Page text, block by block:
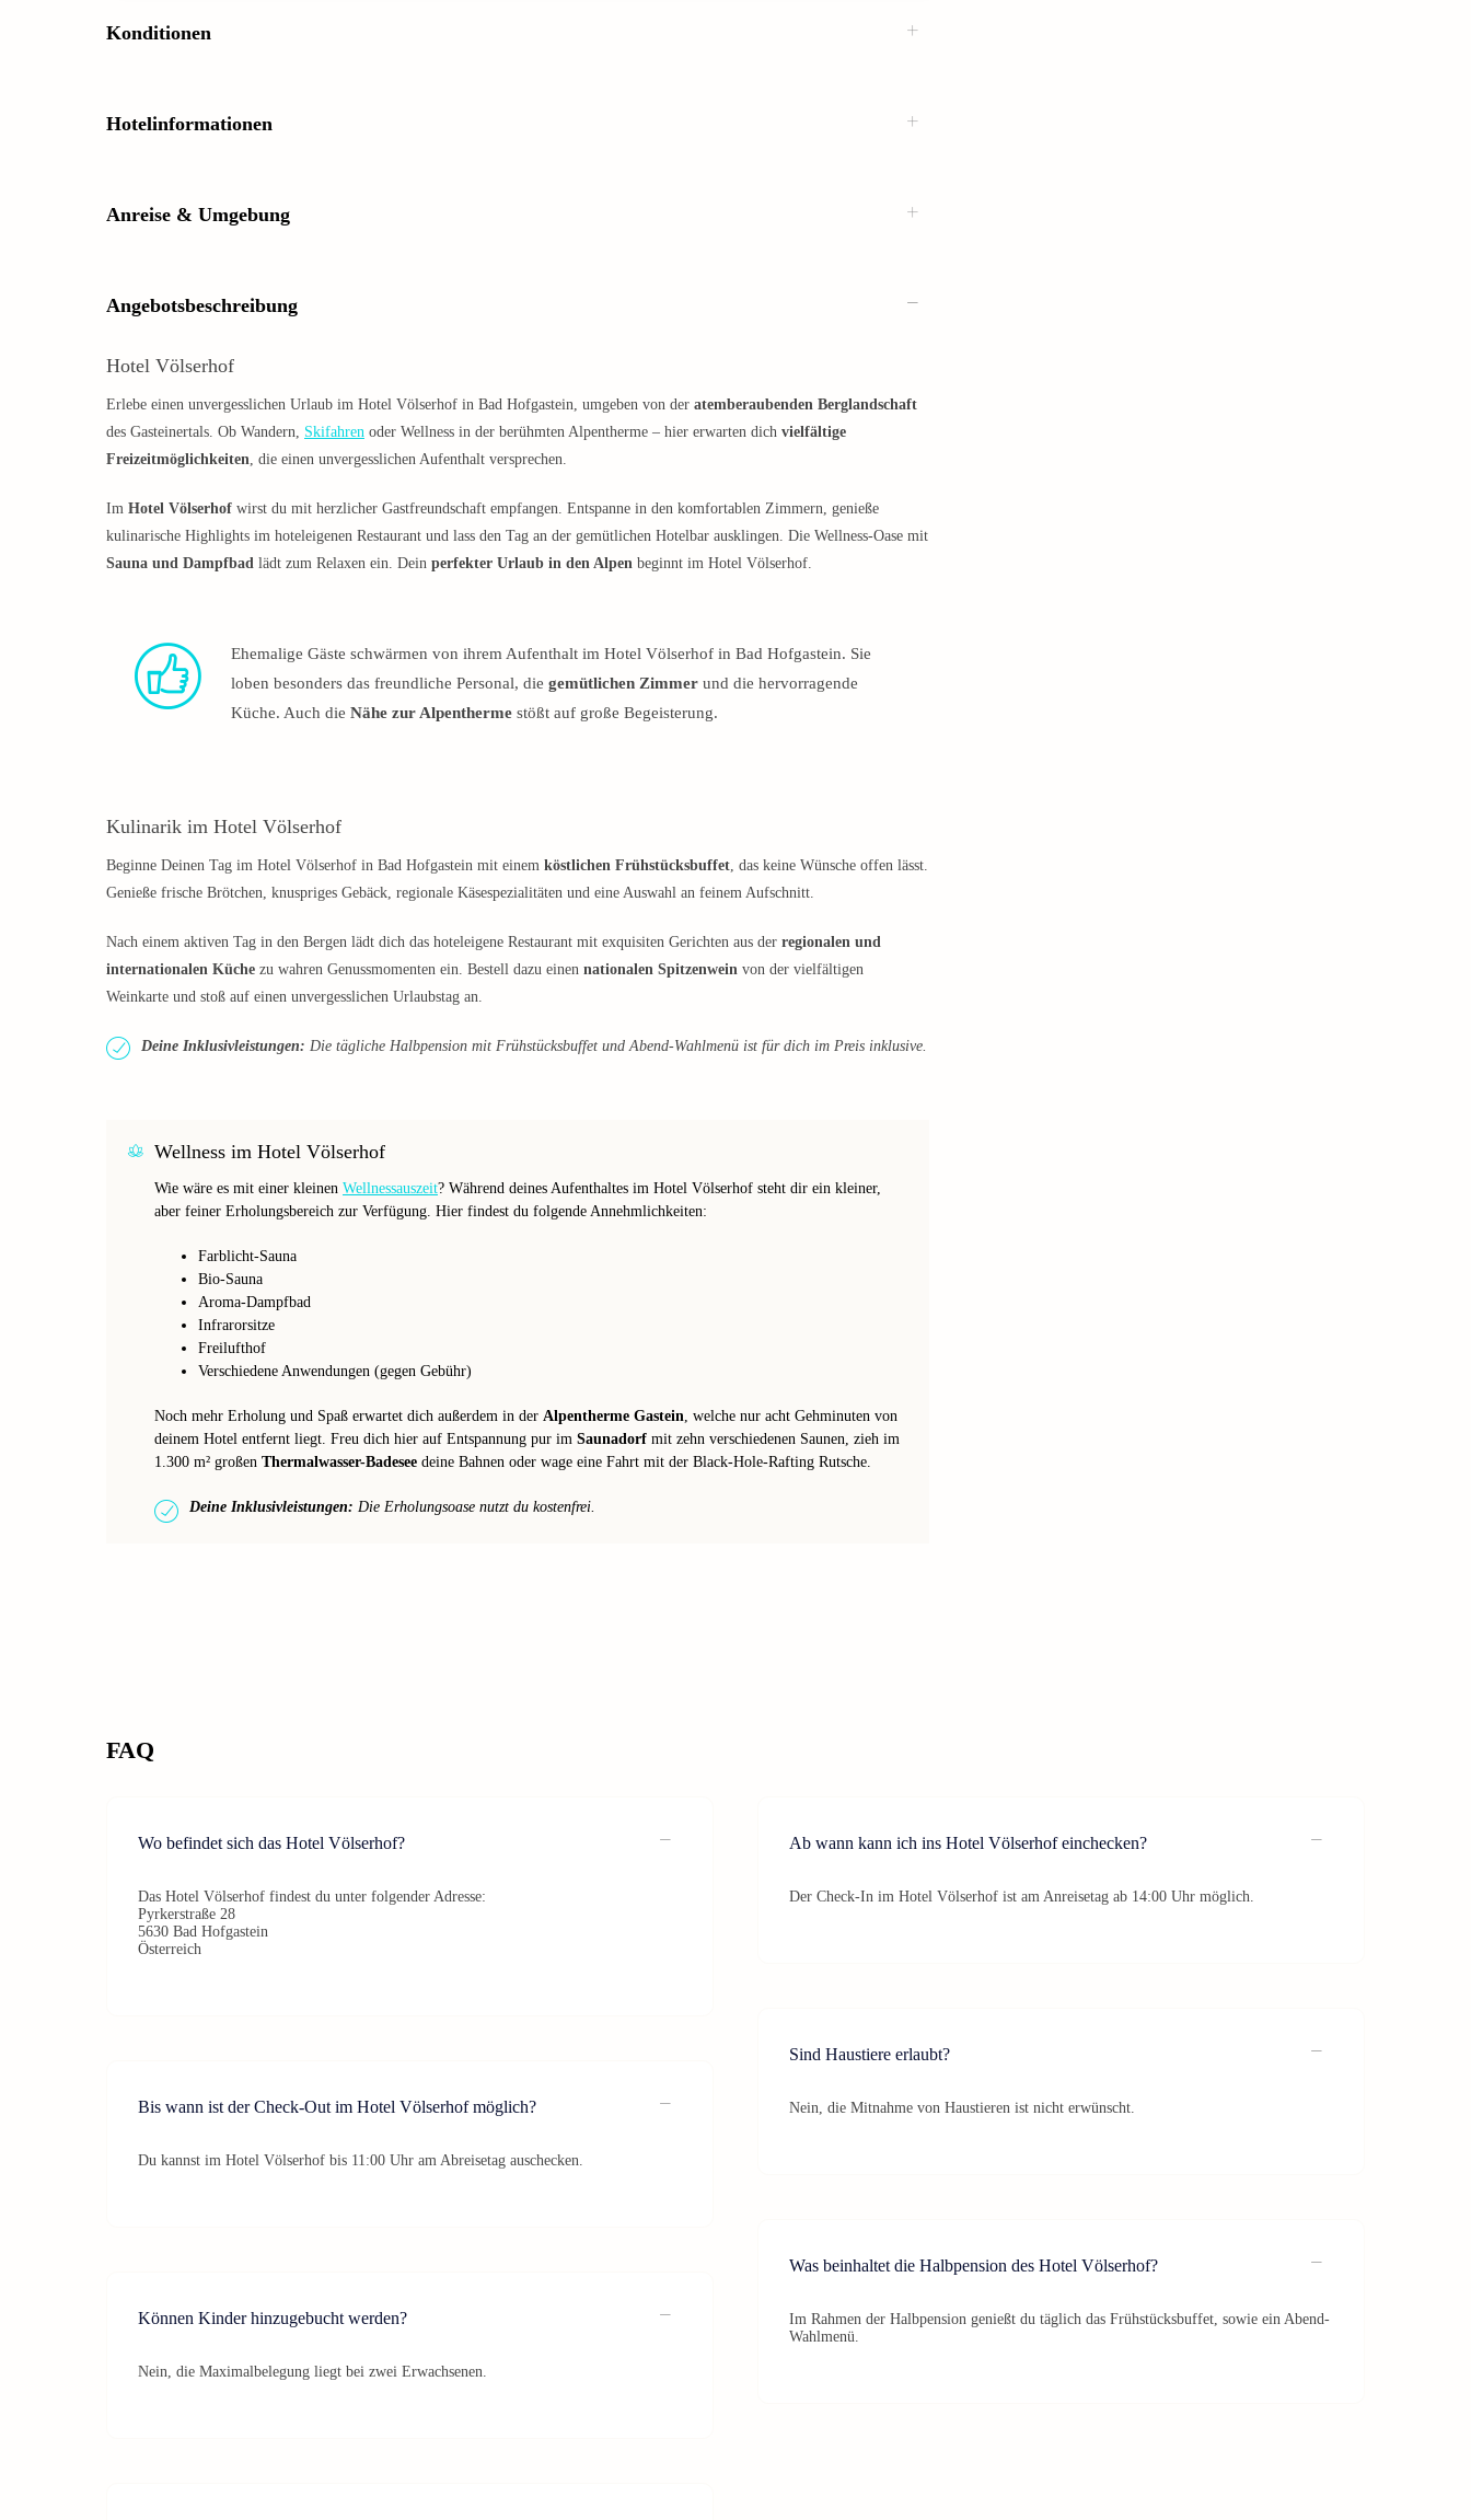
Konditionen
Hotelinformationen
Anreise & Umgebung
Angebotsbeschreibung
Hotel Völserhof
Erlebe einen unvergesslichen Urlaub im Hotel Völserhof in Bad Hofgastein, umgeben von der atemberaubenden Berglandschaft
des Gasteinertals. Ob Wandern, Skifahren oder Wellness in der berühmten Alpentherme – hier erwarten dich vielfältige
Freizeitmöglichkeiten , die einen unvergesslichen Aufenthalt versprechen.
Im Hotel Völserhof wirst du mit herzlicher Gastfreundschaft empfangen. Entspanne in den komfortablen Zimmern, genieße
kulinarische Highlights im hoteleigenen Restaurant und lass den Tag an der gemütlichen Hotelbar ausklingen. Die Wellness-Oase mit
Sauna und Dampfbad lädt zum Relaxen ein. Dein perfekter Urlaub in den Alpen beginnt im Hotel Völserhof.
Ehemalige Gäste schwärmen von ihrem Aufenthalt im Hotel Völserhof in Bad Hofgastein. Sie
loben besonders das freundliche Personal, die gemütlichen Zimmer und die hervorragende
Küche. Auch die Nähe zur Alpentherme stößt auf große Begeisterung.
Kulinarik im Hotel Völserhof
Beginne Deinen Tag im Hotel Völserhof in Bad Hofgastein mit einem köstlichen Frühstücksbuffet , das keine Wünsche offen lässt.
Genieße frische Brötchen, knuspriges Gebäck, regionale Käsespezialitäten und eine Auswahl an feinem Aufschnitt.
Nach einem aktiven Tag in den Bergen lädt dich das hoteleigene Restaurant mit exquisiten Gerichten aus der regionalen und
internationalen Küche zu wahren Genussmomenten ein. Bestell dazu einen nationalen Spitzenwein von der vielfältigen
Weinkarte und stoß auf einen unvergesslichen Urlaubstag an.
Deine Inklusivleistungen: Die tägliche Halbpension mit Frühstücksbuffet und Abend-Wahlmenü ist für dich im Preis inklusive.
Wellness im Hotel Völserhof
Wie wäre es mit einer kleinen Wellnessauszeit? Während deines Aufenthaltes im Hotel Völserhof steht dir ein kleiner,
aber feiner Erholungsbereich zur Verfügung. Hier findest du folgende Annehmlichkeiten:
Farblicht-Sauna
Bio-Sauna
Aroma-Dampfbad
Infrarorsitze
Freilufthof
Verschiedene Anwendungen (gegen Gebühr)
Noch mehr Erholung und Spaß erwartet dich außerdem in der Alpentherme Gastein , welche nur acht Gehminuten von
deinem Hotel entfernt liegt. Freu dich hier auf Entspannung pur im Saunadorf mit zehn verschiedenen Saunen, zieh im
1.300 m² großen Thermalwasser-Badesee deine Bahnen oder wage eine Fahrt mit der Black-Hole-Rafting Rutsche.
Deine Inklusivleistungen: Die Erholungsoase nutzt du kostenfrei.
FAQ
Wo befindet sich das Hotel Völserhof?
Das Hotel Völserhof findest du unter folgender Adresse:
Pyrkerstraße 28
5630 Bad Hofgastein
Österreich
Bis wann ist der Check-Out im Hotel Völserhof möglich?
Du kannst im Hotel Völserhof bis 11:00 Uhr am Abreisetag auschecken.
Können Kinder hinzugebucht werden?
Nein, die Maximalbelegung liegt bei zwei Erwachsenen.
Ab wann kann ich ins Hotel Völserhof einchecken?
Der Check-In im Hotel Völserhof ist am Anreisetag ab 14:00 Uhr möglich.
Sind Haustiere erlaubt?
Nein, die Mitnahme von Haustieren ist nicht erwünscht.
Was beinhaltet die Halbpension des Hotel Völserhof?
Im Rahmen der Halbpension genießt du täglich das Frühstücksbuffet, sowie ein Abend-
Wahlmenü.